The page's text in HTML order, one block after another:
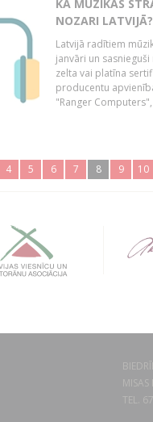
KĀ MŪZIKAS
NOZARI LATVIJĀ?
Latvijā radītiem
janvāri un
zelta vai platīna
producentu
"Ranger
4 5 6 7 8 9 10
TEL.